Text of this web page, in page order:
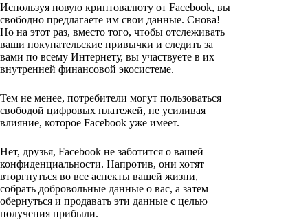
Используя новую криптовалюту от Facebook, вы
свободно предлагаете им свои данные. Снова!
Но на этот раз, вместо того, чтобы отслеживать
ваши покупательские привычки и следить за
вами по всему Интернету, вы участвуете в их
внутренней финансовой экосистеме.
Тем не менее, потребители могут пользоваться
свободой цифровых платежей, не усиливая
влияние, которое Facebook уже имеет.
Нет, друзья, Facebook не заботится о вашей
конфиденциальности. Напротив, они хотят
вторгнуться во все аспекты вашей жизни,
собрать добровольные данные о вас, а затем
обернуться и продавать эти данные с целью
получения прибыли.